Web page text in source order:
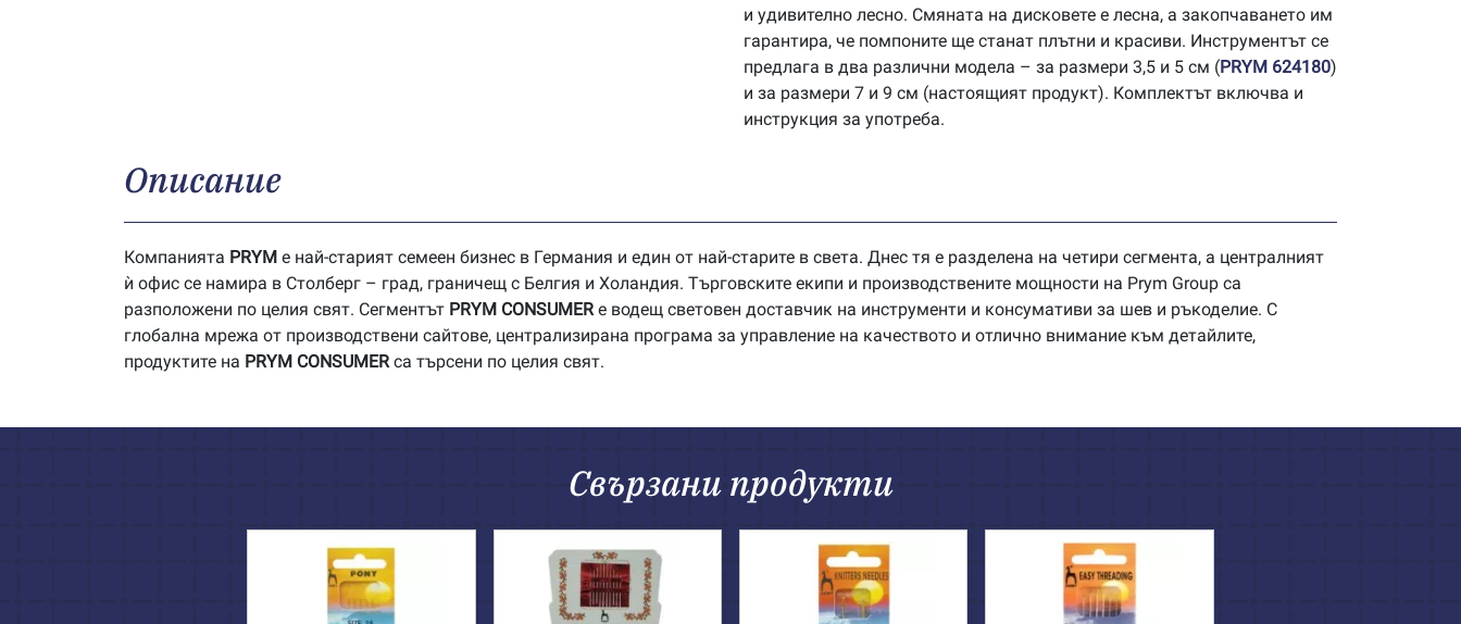
и удивително лесно. Смяната на дисковете е лесна, а закопчаването им
гарантира, че помпоните ще станат плътни и красиви. Инструментът се
предлага в два различни модела – за размери 3,5 и 5 см (PRYM 624180)
и за размери 7 и 9 см (настоящият продукт). Комплектът включва и
инструкция за употреба.
Описание
Компанията PRYM е най-старият семеен бизнес в Германия и един от най-старите в света. Днес тя е разделена на четири сегмента, а централният
ѝ офис се намира в Столберг – град, граничещ с Белгия и Холандия. Търговските екипи и производствените мощности на Prym Group са
разположени по целия свят. Сегментът PRYM CONSUMERе водещ световен доставчик на инструменти и консумативи за шев и ръкоделие. С
глобална мрежа от производствени сайтове, централизирана програма за управление на качеството и отлично внимание към детайлите,
продуктите на PRYM CONSUMERса търсени по целия свят.
Свързани продукти